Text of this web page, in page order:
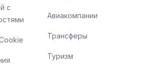
с
Авиакомпании
Трансферы
Туризм